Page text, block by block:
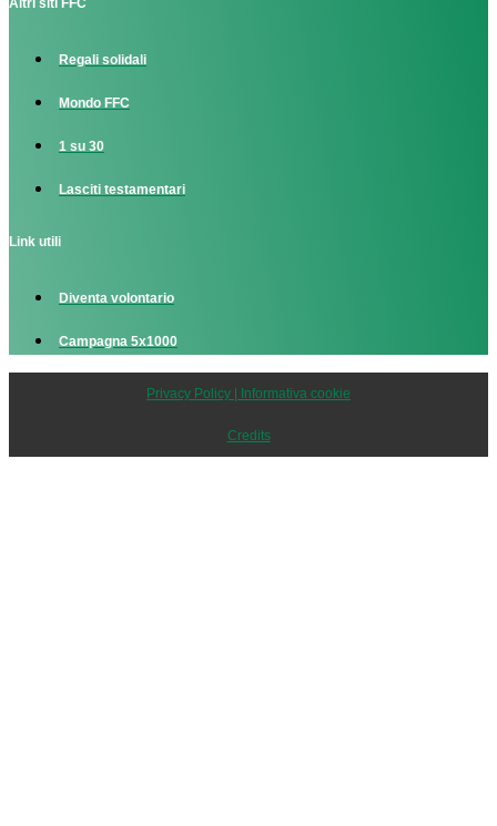
Regali solidali
Mondo FFC
1 su 30
Lasciti testamentari
Link utili
Diventa volontario
Campagna 5x1000
Privacy Policy | Informativa cookie
Credits